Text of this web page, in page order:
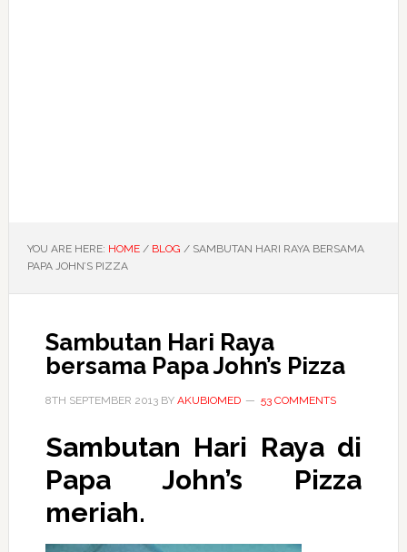
YOU ARE HERE: HOME / BLOG /SAMBUTAN HARI RAYA BERSAMA
PAPA JOHN’S PIZZA
Sambutan Hari Raya
bersama Papa John’s Pizza
8TH SEPTEMBER 2013BY AKUBIOMED 53 COMMENTS
Sambutan Hari Raya di
Papa John’s Pizza
meriah.